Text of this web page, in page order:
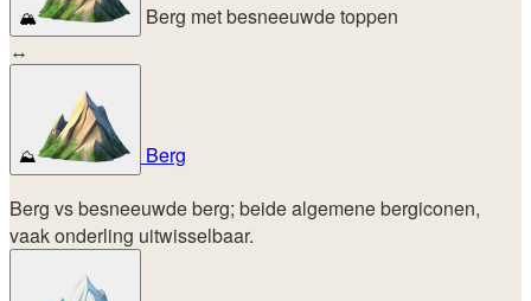
🏔️
Berg met besneeuwde toppen
↔
⛰️
Berg
Berg vs besneeuwde berg; beide algemene bergiconen,
vaak onderling uitwisselbaar.